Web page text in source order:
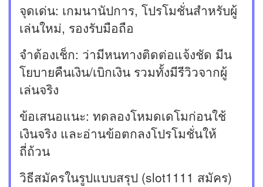
จุดเด่น: เกมนานัปการ, โปรโมชั่นสำหรับผู้
เล่นใหม่, รองรับมือถือ
จำต้องเช็ก: ว่ามีหนทางติดต่อแจ้งชัด มีน
โยบายคืนเงิน/เบิกเงิน รวมทั้งมีรีวิวจากผู้
เล่นจริง
ข้อเสนอแนะ: ทดลองโหมดเดโมก่อนใช้
เงินจริง และอ่านข้อตกลงโปรโมชั่นให้
ถี่ถ้วน
วิธีสมัครในรูปแบบสรุป (slot1111 สมัคร)